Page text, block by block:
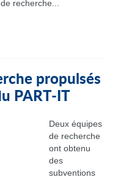
recherche...
propulsés
PART‑IT
Deux équipes
de recherche
ont obtenu
des
subventions